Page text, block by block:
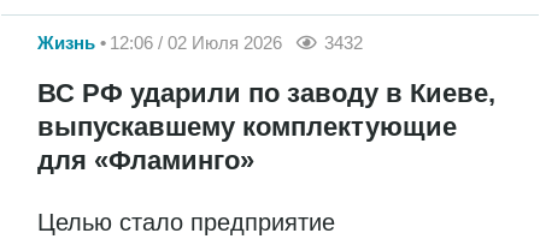
Жизнь 12:06 / 02 Июля 2026 3432
ВС РФ ударили по заводу в Киеве,
выпускавшему комплектующие
для «Фламинго»
Целью стало предприятие